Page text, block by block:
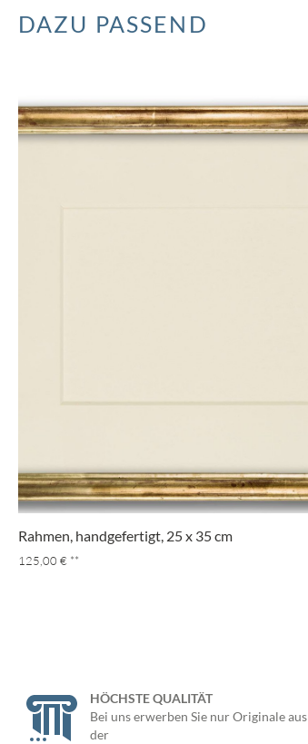
DAZU PASSEND
Rahmen, handgefertigt, 25 x 35 cm
125,00 € **
HÖCHSTE QUALITÄT
Bei uns erwerben Sie nur Originale aus
der